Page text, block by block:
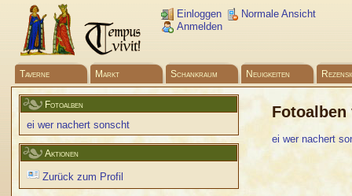
Einloggen
Anmelden
Normale Ansicht
Taverne Markt Schankraum Neuigkeiten
Fotoalben
ei wer nachert sonscht
Aktionen
Zurück zum Profil
ei wer nachert